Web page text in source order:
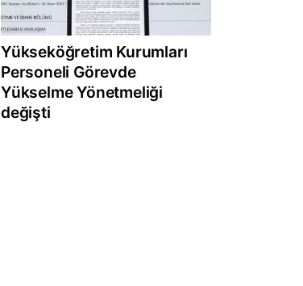
Yükseköğretim Kurumları
Personeli Görevde
Yükselme Yönetmeliği
değişti